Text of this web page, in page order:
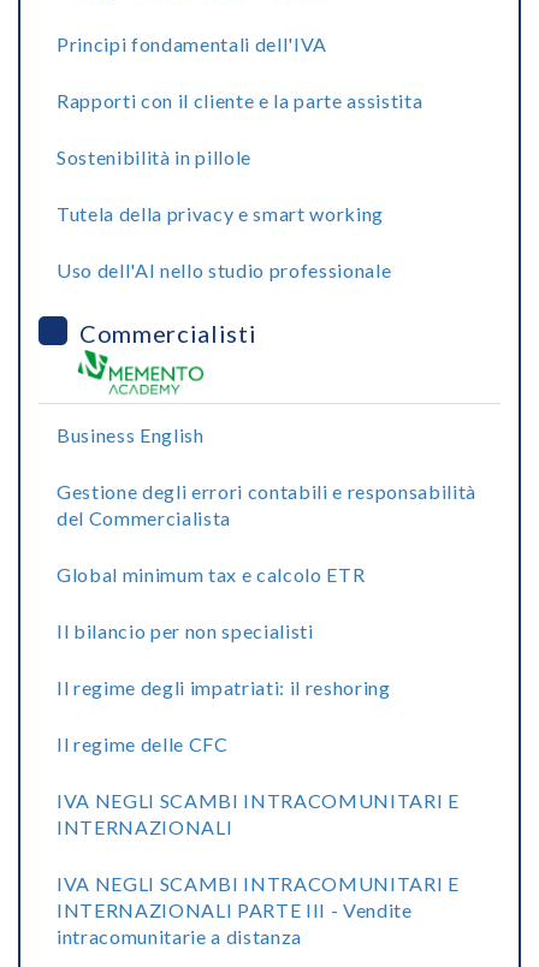
Principi fondamentali dell'IVA
Rapporti con il cliente e la parte assistita
Sostenibilità in pillole
Tutela della privacy e smart working
Uso dell'AI nello studio professionale
Commercialisti
Business English
Gestione degli errori contabili e responsabilità
del Commercialista
Global minimum tax e calcolo ETR
Il bilancio per non specialisti
Il regime degli impatriati: il reshoring
Il regime delle CFC
IVA NEGLI SCAMBI INTRACOMUNITARI E
INTERNAZIONALI
IVA NEGLI SCAMBI INTRACOMUNITARI E
INTERNAZIONALI PARTE III - Vendite
intracomunitarie a distanza